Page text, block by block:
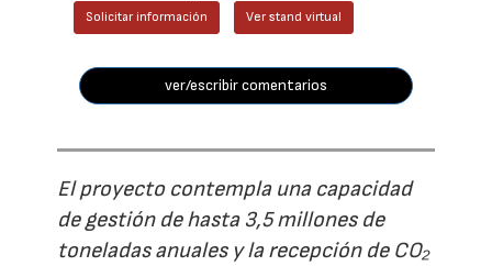
Solicitar información Ver stand virtual
ver/escribir comentarios
El proyecto contempla una capacidad
de gestión de hasta 3,5 millones de
toneladas anuales y la recepción de CO₂